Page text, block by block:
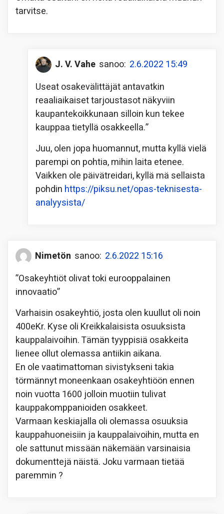
tarvitse.
J. V. Vahe sanoo: 2.6.2022 15:49
Useat osakevälittäjät antavatkin
reaaliaikaiset tarjoustasot näkyviin
kaupantekoikkunaan silloin kun tekee
kauppaa tietyllä osakkeella.”
Juu, olen jopa huomannut, mutta kyllä vielä
parempi on pohtia, mihin laita etenee.
Vaikken ole päivätreidari, kyllä mä sellaista
pohdin https://piksu.net/opas-teknisesta-
analyysista/
Nimetön sanoo: 2.6.2022 15:16
”Osakeyhtiöt olivat toki eurooppalainen
innovaatio”
Varhaisin osakeyhtiö, josta olen kuullut oli noin
400eKr. Kyse oli Kreikkalaisista osuuksista
kauppalaivoihin. Tämän tyyppisiä osakkeita
lienee ollut olemassa antiikin aikana.
En ole vaatimattoman sivistykseni takia
törmännyt moneenkaan osakeyhtiöön ennen
noin vuotta 1600 jolloin muotiin tulivat
kauppakomppanioiden osakkeet.
Varmaan keskiajalla oli olemassa osuuksia
kauppahuoneisiin ja kauppalaivoihin, mutta en
ole sattunut missään näkemään varsinaisia
dokumenttejä näistä. Joku varmaan tietää
paremmin ?